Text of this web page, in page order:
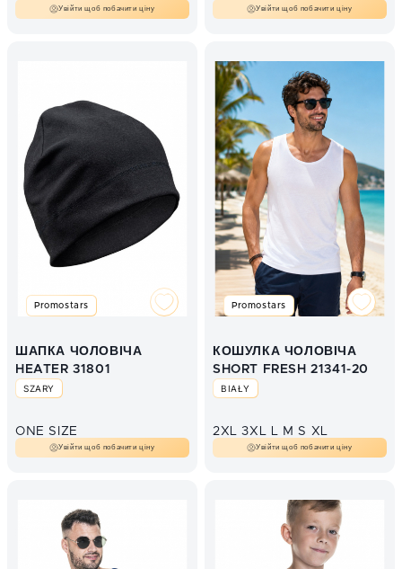
Увійти щоб побачити ціну Увійти щоб побачити ціну
Promostars
ШАПКА ЧОЛОВІЧА
HEATER 31801
SZARY
ONE SIZE
Увійти щоб побачити ціну
Promostars
КОШУЛКА ЧОЛОВІЧА
SHORT FRESH 21341-20
BIAŁY
2XL 3XL L M S XL
Увійти щоб побачити ціну